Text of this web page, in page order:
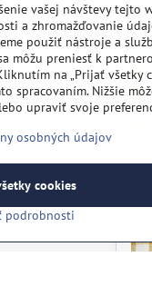
vašej návštevy tejto
a zhromažďovanie
použiť nástroje a
môžu preniesť k
na „Prijať všetky
spracovaním. Nižšie
upraviť svoje
osobných údajov
podrobnosti
cookies